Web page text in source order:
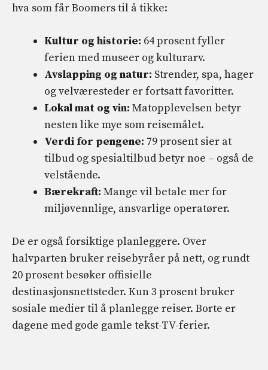
hva som får Boomers til å tikke:
Kultur og historie: 64 prosent fyller
ferien med museer og kulturarv.
Avslapping og natur: Strender, spa, hager
og velværesteder er fortsatt favoritter.
Lokal mat og vin: Matopplevelsen betyr
nesten like mye som reisemålet.
Verdi for pengene: 79 prosent sier at
tilbud og spesialtilbud betyr noe – også de
velstående.
Bærekraft: Mange vil betale mer for
miljøvennlige, ansvarlige operatører.
De er også forsiktige planleggere. Over
halvparten bruker reisebyråer på nett, og rundt
20 prosent besøker offisielle
destinasjonsnettsteder. Kun 3 prosent bruker
sosiale medier til å planlegge reiser. Borte er
dagene med gode gamle tekst-TV-ferier.